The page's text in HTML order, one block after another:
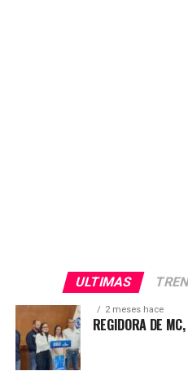
ULTIMAS
2 meses hace
REGIDORA DE